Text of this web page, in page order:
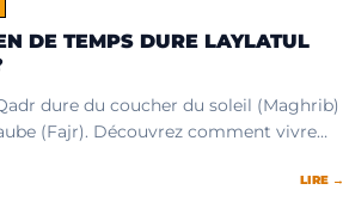
DE TEMPS DURE LAYLATUL
dure du coucher du soleil (Maghrib)
(Fajr). Découvrez comment vivre
LIRE →